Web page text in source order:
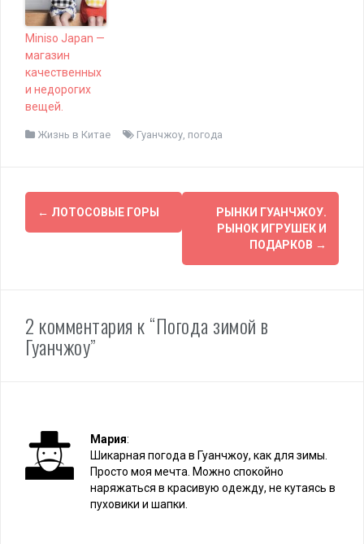
Miniso Japan —
магазин
качественных
и недорогих
вещей.
Жизнь в Китае Гуанчжоу, погода
Н
и
г
а
я
п
← ЛОТОСОВЫЕ ГОРЫ
РЫНКИ ГУАНЧЖОУ.
РЫНОК ИГРУШЕК И
ПОДАРКОВ →
2 комментария к “Погода зимой в
Гуанчжоу”
Мария:
Шикарная погода в Гуанчжоу, как для зимы.
Просто моя мечта. Можно спокойно
наряжаться в красивую одежду, не кутаясь в
пуховики и шапки.